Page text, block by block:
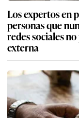
Los expertos en
personas que
redes sociales
externa